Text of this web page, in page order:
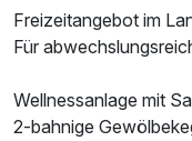
Doppelzimmer zur
Freizeitangebot im
Für
Wellnessanlage mit
2-bahnige